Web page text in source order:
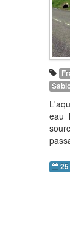
eau
25